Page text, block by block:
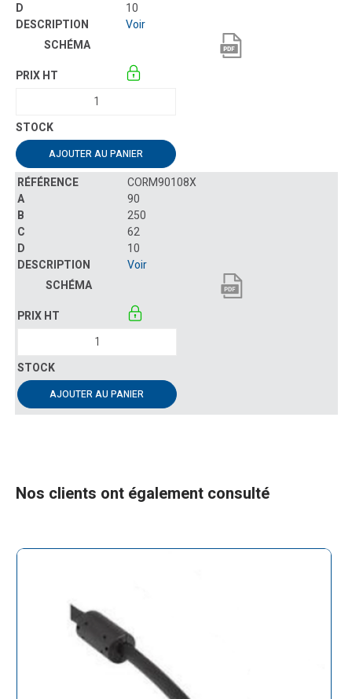
10
Voir
AJOUTER AU PANIER
CORM90108X
90
250
62
10
Voir
AJOUTER AU PANIER
Nos clients ont également consulté